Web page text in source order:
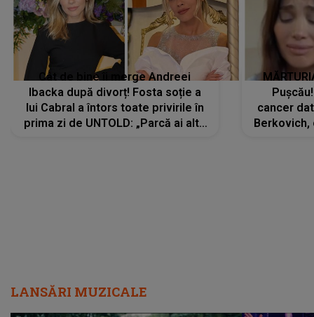
Cât de bine îi merge Andreei
Ibacka după divorț! Fosta soție a
lui Cabral a întors toate privirile în
prima zi de UNTOLD: „Parcă ai altă
cancer
Berkovich,
LANSĂRI MUZICALE